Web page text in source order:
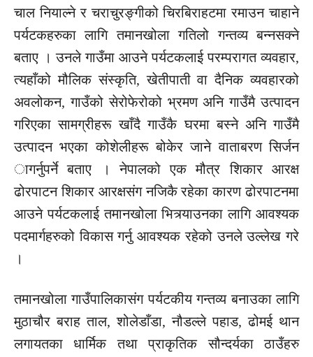
चाल नियाल्ने र चराचुरङ्गीको चिरबिराहटमा रमाउन चाहाने
पर्यटकहरुका लागि तमानखोला गतिलो गन्तव्य बन्नसक्ने
बताए । उनले गाउँमा आउने पर्यटकलाई परम्परागत व्यवहार,
त्यहाँको मौलिक संस्कृति, खेतीपाती वा दैनिक व्यवहारको
अवलोकन, गाउँको सेरोफेरोको भ्रमण अनि गाउँमै उत्पादन
गरिएका सामग्रीहरू खाँदै गाउँकै घरमा बस्ने अनि गाउँमै
उत्पादन भएका कोशेलीहरू बोकेर जाने वाताबरण सिर्जन
ागर्नुपर्ने बताए । नेपालको एक मौत्र शिकार आरक्ष
ढोरपाटन शिकार आरक्षसंग नजिकै रहेका कारण ढोरपाटनमा
आउने पर्यटकलाई तमानखोला भित्र्याउनका लागि आवश्यक
पदमार्गहरुको विकास गर्नु आवश्यक रहेको उनले उल्लेख गरे
।
तमानखोला गाउँपालिकासंग पर्यटकीय गन्तव्य बनाउका लागि
मुठाचौर बराह ताल, शोलेडाँडा, नौडल्ले पहाड, ढोमई थान
लगायतका धार्मिक तथा प्राकृतिक सौन्दर्यका ठाउँहरु